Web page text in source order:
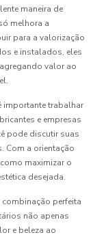
maneira de
melhora a
para a valorização
e instalados, eles
valor ao
importante trabalhar
e empresas
pode discutir suas
Com a orientação
maximizar o
desejada.
perfeita
não apenas
e beleza ao